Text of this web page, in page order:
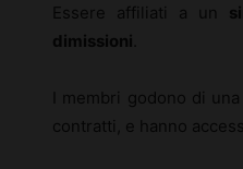
Essere affiliati a un
dimissioni
I membri godono di
contratti, e hanno